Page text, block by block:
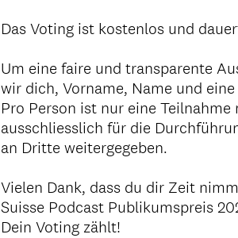
Das Voting ist kostenlos und
Um eine faire und transparente
wir dich, Vorname, Name und
Pro Person ist nur eine
ausschliesslich für die
an Dritte weitergegeben.
Vielen Dank, dass du dir Zeit
Suisse Podcast Publikumspreis
Dein Voting zählt!